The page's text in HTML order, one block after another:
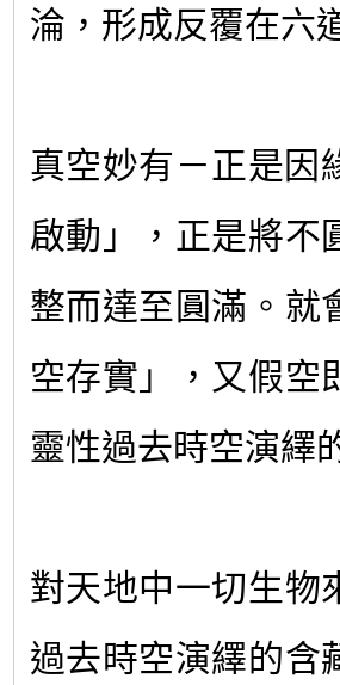
淪，形成反覆在六
真空妙有－正是因
啟動」，正是將不
整而達至圓滿。就
空存實」，又假空
靈性過去時空演繹
對天地中一切生物
過去時空演繹的含